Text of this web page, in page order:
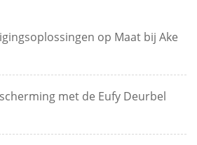
op Maat bij Ake
met de Eufy Deurbel